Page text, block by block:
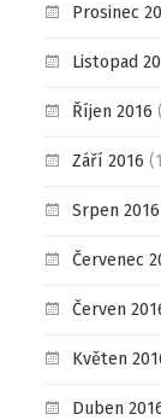
Prosinec
Listopad
Říjen 2016
Září 2016
Srpen 2016
Červenec
Červen
Květen
Duben